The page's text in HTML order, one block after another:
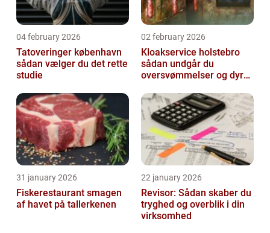
04 february 2026
Tatoveringer københavn
sådan vælger du det rette
studie
02 february 2026
Kloakservice holstebro
sådan undgår du
oversvømmelser og dyre
31 january 2026
Fiskerestaurant smagen
af havet på tallerkenen
22 january 2026
Revisor: Sådan skaber du
tryghed og overblik i din
virksomhed